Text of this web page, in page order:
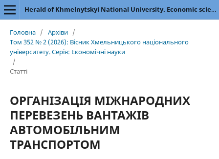
Herald of Khmelnytskyi National University. Economic sciences
Головна / Архіви /
Том 352 № 2 (2026): Вісник Хмельницького національного
університету. Серія: Економічні науки
/
Статті
ОРГАНІЗАЦІЯ МІЖНАРОДНИХ
ПЕРЕВЕЗЕНЬ ВАНТАЖІВ
АВТОМОБІЛЬНИМ
ТРАНСПОРТОМ